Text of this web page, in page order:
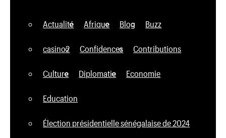
Actualité Afrique Blog Buzz
casino2 Confidences Contributions
Culture Diplomatie Economie
Education
Élection présidentielle sénégalaise de 2024